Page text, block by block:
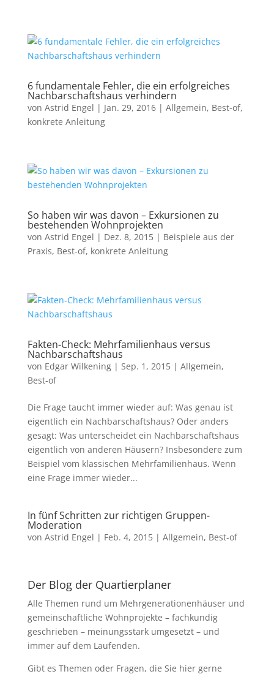
6 fundamentale Fehler, die ein erfolgreiches
Nachbarschaftshaus verhindern
von Astrid Engel | Jan. 29, 2016| Allgemein, Best-of,
konkrete Anleitung
So haben wir was davon – Exkursionen zu
bestehenden Wohnprojekten
von Astrid Engel | Dez. 8, 2015| Beispiele aus der
Praxis, Best-of, konkrete Anleitung
Fakten-Check: Mehrfamilienhaus versus
Nachbarschaftshaus
von Edgar Wilkening| Sep. 1, 2015| Allgemein,
Best-of
Die Frage taucht immer wieder auf: Was genau ist
eigentlich ein Nachbarschaftshaus? Oder anders
gesagt: Was unterscheidet ein Nachbarschaftshaus
eigentlich von anderen Häusern? Insbesondere zum
Beispiel vom klassischen Mehrfamilienhaus. Wenn
eine Frage immer wieder...
In fünf Schritten zur richtigen Gruppen-
Moderation
von Astrid Engel | Feb. 4, 2015| Allgemein, Best-of
Der Blog der Quartierplaner
Alle Themen rund um Mehrgenerationenhäuser und
gemeinschaftliche Wohnprojekte – fachkundig
geschrieben – meinungsstark umgesetzt – und
immer auf dem Laufenden.
Gibt es Themen oder Fragen, die Sie hier gerne